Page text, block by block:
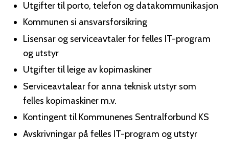
Utgifter til porto, telefon og datakommunikasjon
Kommunen si ansvarsforsikring
Lisensar og serviceavtaler for felles IT-program
og utstyr
Utgifter til leige av kopimaskiner
Serviceavtalear for anna teknisk utstyr som
felles kopimaskiner m.v.
Kontingent til Kommunenes Sentralforbund KS
Avskrivningar på felles IT-program og utstyr